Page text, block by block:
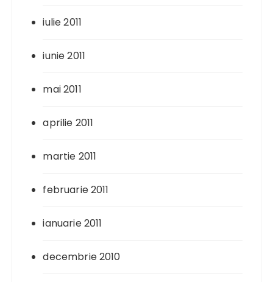
iulie 2011
iunie 2011
mai 2011
aprilie 2011
martie 2011
februarie 2011
ianuarie 2011
decembrie 2010